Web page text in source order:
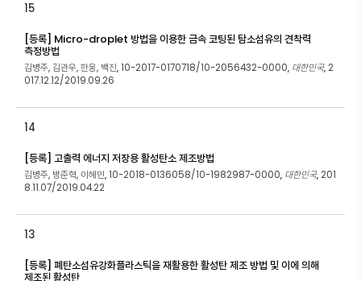
15
[등록] Micro-droplet 방법을 이용한 금속 코팅된 탐소섬유의 견착력
측정방법
김병주, 김관우, 한웅, 백진, 10-2017-0170718/10-2056432-0000, 대한민국, 2
017.12.12/2019.09.26
14
[등록] 고출력 에너지 저장용 활성탄소 제조방법
김병주, 방준혁, 이혜민, 10-2018-0136058/10-1982987-0000, 대한민국, 201
8.11.07/2019.04.22
13
[등록] 폐탄소섬유강화플라스틱을 재활용한 활성탄 제조 방법 및 이에 의해
제조된 활성탄